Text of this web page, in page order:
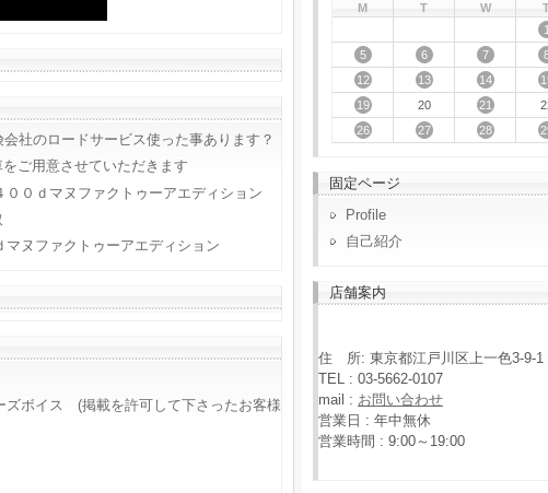
社のロードサービス使った事あります？
ご用意させていただきます
００ｄマヌファクトゥーアエディション
マヌファクトゥーアエディション
ボイス (掲載を許可して下さったお客様
M
T W
1
5
6 7
12
13 14
19
20 21
26
27 28
固定ページ
Profile
自己紹介
店舗案内
住 所: 東京都江戸川区上一色3-9-1
TEL : 03-5662-0107
mail : お問い合わせ
営業日 : 年中無休
営業時間 : 9:00～19:00